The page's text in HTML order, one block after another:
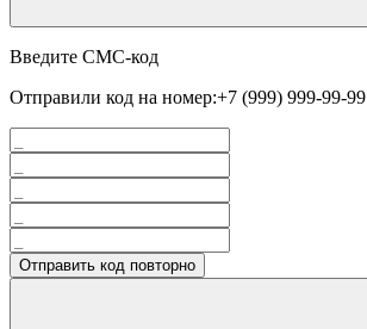
Введите СМС-код
Отправили код на номер:+7 (999) 999-99-99
Отправить код повторно